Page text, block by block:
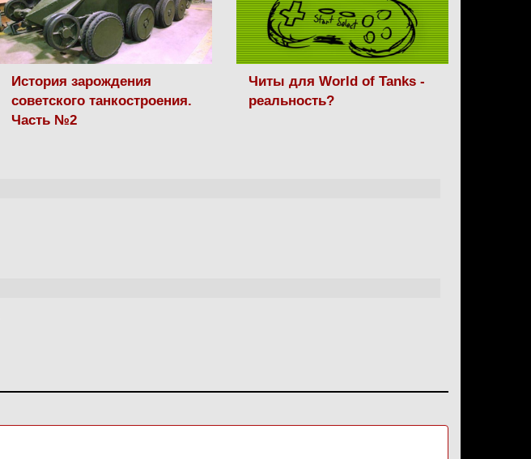
История зарождения
советского танкостроения.
Часть №2
Читы для World of Tanks -
реальность?